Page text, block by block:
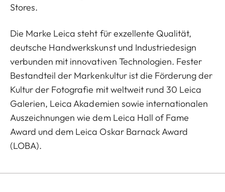
Stores.
Die Marke Leica steht für exzellente Qualität,
deutsche Handwerkskunst und Industriedesign
verbunden mit innovativen Technologien. Fester
Bestandteil der Markenkultur ist die Förderung der
Kultur der Fotografie mit weltweit rund 30 Leica
Galerien, Leica Akademien sowie internationalen
Auszeichnungen wie dem Leica Hall of Fame
Award und dem Leica Oskar Barnack Award
(LOBA).